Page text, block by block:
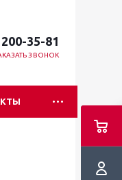
35-81
ЗВОНОК